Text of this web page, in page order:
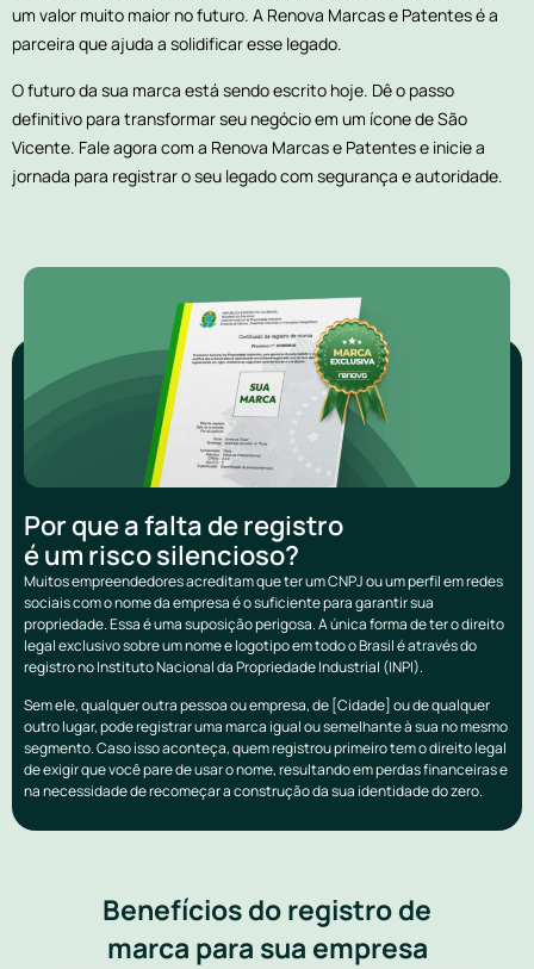
um valor muito maior no futuro. A Renova Marcas e Patentes é a
parceira que ajuda a solidificar esse legado.
O futuro da sua marca está sendo escrito hoje. Dê o passo
definitivo para transformar seu negócio em um ícone de São
Vicente. Fale agora com a Renova Marcas e Patentes e inicie a
jornada para registrar o seu legado com segurança e autoridade.
Por que a falta de registro
é um risco silencioso?
Muitos empreendedores acreditam que ter um CNPJ ou um perfil em redes
sociais com o nome da empresa é o suficiente para garantir sua
propriedade. Essa é uma suposição perigosa. A única forma de ter o direito
legal exclusivo sobre um nome e logotipo em todo o Brasil é através do
registro no Instituto Nacional da Propriedade Industrial (INPI).
Sem ele, qualquer outra pessoa ou empresa, de [Cidade] ou de qualquer
outro lugar, pode registrar uma marca igual ou semelhante à sua no mesmo
segmento. Caso isso aconteça, quem registrou primeiro tem o direito legal
de exigir que você pare de usar o nome, resultando em perdas financeiras e
na necessidade de recomeçar a construção da sua identidade do zero.
Benefícios do registro de
marca para sua empresa